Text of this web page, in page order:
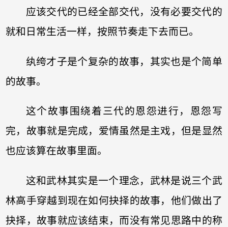
应该交代的已经全部交代，没有必要交代的
就和日常生活一样，按照节奏走下去而已。
纨绔才子是个复杂的故事，其实也是个简单
的故事。
这个故事围绕着三代的恩怨进行，恩怨写
完，故事就是完成，爱情虽然是主戏，但是显然
也应该算在故事里面。
这和武林其实是一个理念，武林是说三个武
林高手穿越到现在如何抉择的故事，他们做出了
抉择，故事就应该结束，而没有常见思路中的称